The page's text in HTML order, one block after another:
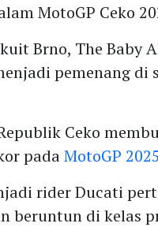
MotoGP Ceko
Brno, The Baby
pemenang di
Ceko
padaMotoGP 2025
rider Ducati
beruntun di kelas